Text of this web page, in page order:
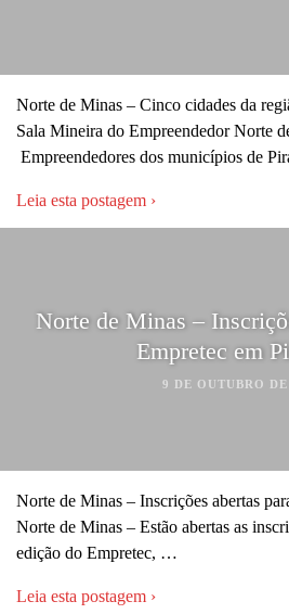
Norte de Minas – Cinco cidades da
Sala Mineira do Empreendedor Norte
Empreendedores dos municípios de
Leia esta postagem ›
Norte de Minas –
Empretec em
9 DE OUTUBRO DE
Norte de Minas – Inscrições abertas
Norte de Minas – Estão abertas as
edição do Empretec, …
Leia esta postagem ›